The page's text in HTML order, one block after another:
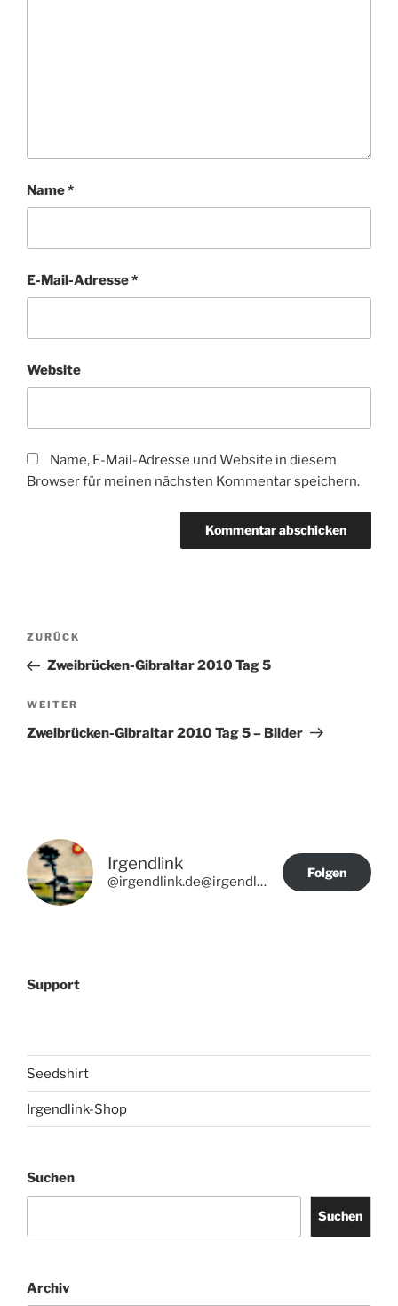
Name*
E-Mail-Adresse*
Website
Name, E-Mail-Adresse und Website in diesem
Browser für meinen nächsten Kommentar speichern.
Beitragsnavigation
Vorheriger
Beitrag
ZURÜCK
Zweibrücken-Gibraltar 2010 Tag 5
Nächster
Beitrag
WEITER
Zweibrücken-Gibraltar 2010 Tag 5 – Bilder
Irgendlink
@irgendlink.de@irgendlink.de
Folgen
Support
Seedshirt
Irgendlink-Shop
Suchen
Suchen
Archiv